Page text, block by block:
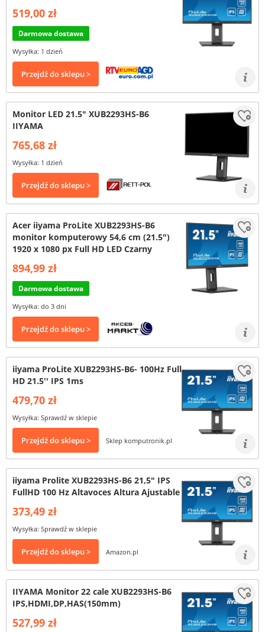
519,00 zł
Darmowa dostawa
Wysyłka: 1 dzień
Przejdź do sklepu >
Monitor LED 21.5" XUB2293HS-B6
IIYAMA
765,68 zł
Wysyłka: 1 dzień
Przejdź do sklepu >
Acer iiyama ProLite XUB2293HS-B6
monitor komputerowy 54,6 cm (21.5")
1920 x 1080 px Full HD LED Czarny
894,99 zł
Darmowa dostawa
Wysyłka: do 3 dni
Przejdź do sklepu >
iiyama ProLite XUB2293HS-B6- 100Hz Full
HD 21.5'' IPS 1ms
479,70 zł
Wysyłka: Sprawdź w sklepie
Przejdź do sklepu > Sklep komputronik.pl
iiyama Prolite XUB2293HS-B6 21,5" IPS
FullHD 100 Hz Altavoces Altura Ajustable
373,49 zł
Wysyłka: Sprawdź w sklepie
Przejdź do sklepu > Amazon.pl
IIYAMA Monitor 22 cale XUB2293HS-B6
IPS,HDMI,DP,HAS(150mm)
527,99 zł